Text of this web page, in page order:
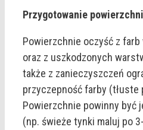
Przygotowanie
Powierzchnie oczyść z
oraz z uszkodzonych
także z zanieczyszczeń
przyczepność farby (tłuste
Powierzchnie powinny być
(np. świeże tynki maluj po